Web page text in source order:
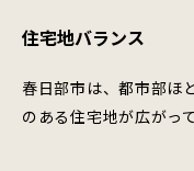
住宅地バランス
春日部市は、都市部ほ
のある住宅地が広がっ